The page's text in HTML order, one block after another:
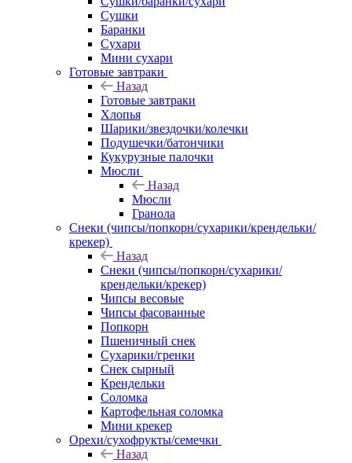
Сушки
Баранки
Сухари
Мини сухари
Готовые завтраки
Назад
Готовые завтраки
Хлопья
Шарики/звездочки/колечки
Подушечки/батончики
Кукурузные палочки
Мюсли
Назад
Мюсли
Гранола
Снеки (чипсы/попкорн/сухарики/крендельки/
крекер)
Назад
Снеки (чипсы/попкорн/сухарики/
крендельки/крекер)
Чипсы весовые
Чипсы фасованные
Попкорн
Пшеничный снек
Сухарики/гренки
Снек сырный
Крендельки
Соломка
Картофельная соломка
Мини крекер
Орехи/сухофрукты/семечки
Назад